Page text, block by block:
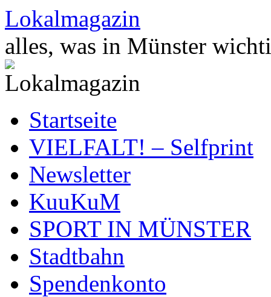
Zum
Inhalt
springen
Lokalmagazin
alles, was in Münster
Startseite
VIELFALT! – Selfprint
Newsletter
KuuKuM
SPORT IN MÜNSTER
Stadtbahn
Spendenkonto